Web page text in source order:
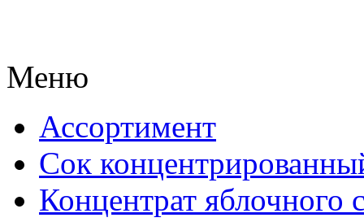
Меню
Ассортимент
Сок
Концентрат яблочного